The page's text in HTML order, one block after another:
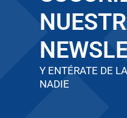
Y ENTÉRATE DE
NADIE